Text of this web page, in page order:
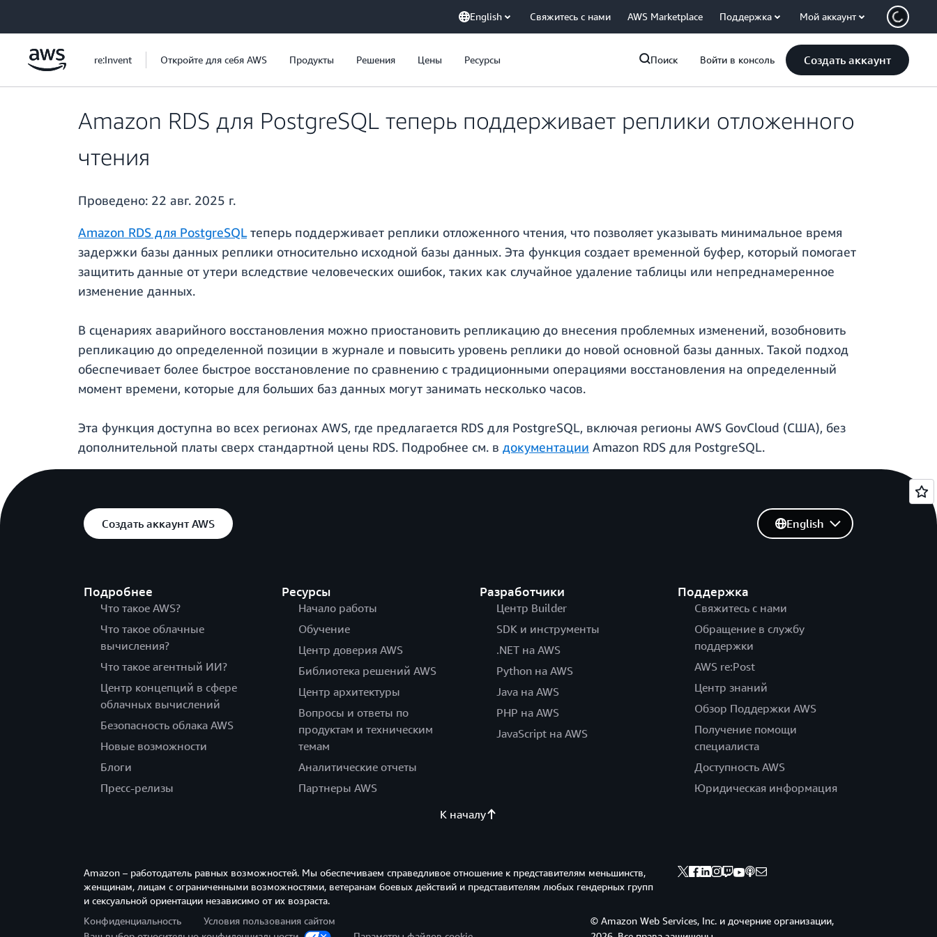
English Свяжитесь с нами AWS Marketplace Поддержка Мой аккаунт
re:Invent Откройте для себя AWS Продукты Решения Цены Ресурсы Поиск Войти в консоль Создать аккаунт
Amazon RDS для PostgreSQL теперь поддерживает реплики отложенного
чтения
Проведено: 22 авг. 2025 г.
Amazon RDS для PostgreSQLтеперь поддерживает реплики отложенного чтения, что позволяет указывать минимальное время
задержки базы данных реплики относительно исходной базы данных. Эта функция создает временной буфер, который помогает
защитить данные от утери вследствие человеческих ошибок, таких как случайное удаление таблицы или непреднамеренное
изменение данных.
В сценариях аварийного восстановления можно приостановить репликацию до внесения проблемных изменений, возобновить
репликацию до определенной позиции в журнале и повысить уровень реплики до новой основной базы данных. Такой подход
обеспечивает более быстрое восстановление по сравнению с традиционными операциями восстановления на определенный
момент времени, которые для больших баз данных могут занимать несколько часов.
Эта функция доступна во всех регионах AWS, где предлагается RDS для PostgreSQL, включая регионы AWS GovCloud (США), без
дополнительной платы сверх стандартной цены RDS. Подробнее см. в документации Amazon RDS для PostgreSQL.
Создать аккаунт AWS
Подробнее
Что такое AWS?
Что такое облачные
вычисления?
Что такое агентный ИИ?
Центр концепций в сфере
облачных вычислений
Безопасность облака AWS
Новые возможности
Блоги
Пресс-релизы
Ресурсы
Начало работы
Обучение
Центр доверия AWS
Библиотека решений AWS
Центр архитектуры
Вопросы и ответы по
продуктам и техническим
темам
Аналитические отчеты
Партнеры AWS
Разработчики
Центр Builder
SDK и инструменты
.NET на AWS
Python на AWS
Java на AWS
PHP на AWS
JavaScript на AWS
Поддержка
Свяжитесь с нами
Обращение в службу
поддержки
AWS re:Post
Центр знаний
Обзор Поддержки AWS
Получение помощи
специалиста
Доступность AWS
Юридическая информация
English
К началу
Amazon – работодатель равных возможностей. Мы обеспечиваем справедливое отношение к представителям меньшинств,
женщинам, лицам с ограниченными возможностями, ветеранам боевых действий и представителям любых гендерных групп
и сексуальной ориентации независимо от их возраста.
Конфиденциальность
Условия пользования сайтом
© Amazon Web Services, Inc. и дочерние организации,